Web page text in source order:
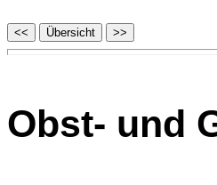
Obst- und